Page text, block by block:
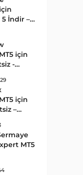
2
9
48
–
için
-
için
–
MT5